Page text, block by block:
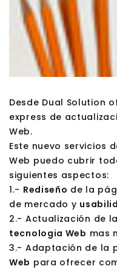
Desde Dual Solution
express de
Web.
Este nuevo servicios
Web puedo cubrir
siguientes aspectos:
1.- Rediseño de la
de mercado y
2.- Actualización de
tecnologia Web mas
3.- Adaptación de la
Web para ofrecer